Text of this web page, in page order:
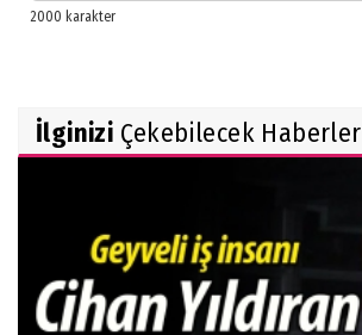
İlginizi Çekebilecek Haberler